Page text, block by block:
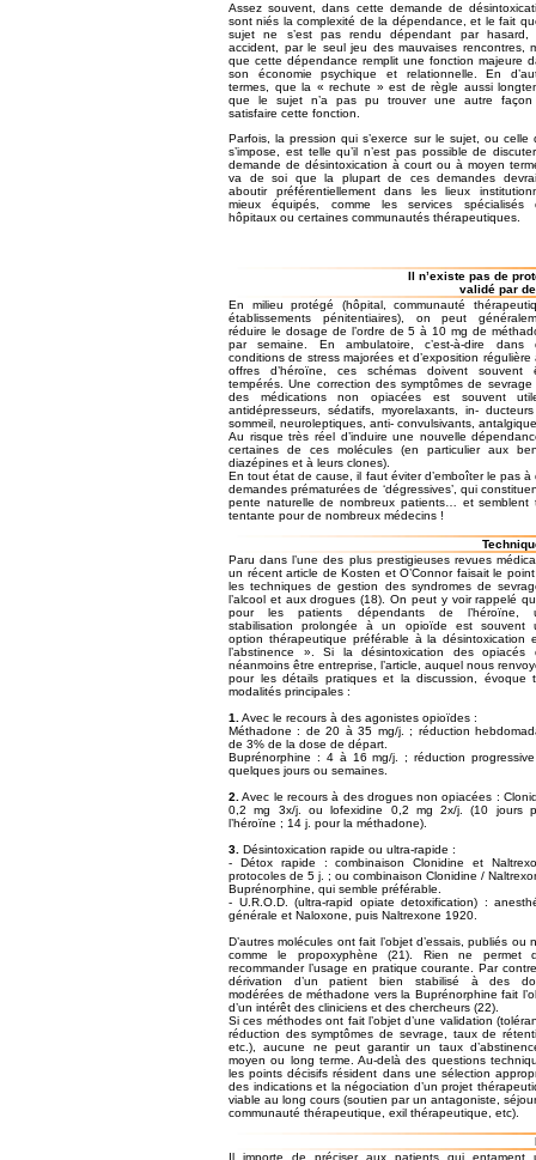
Assez souvent, dans cette demande de
sont niés la complexité de la dépendance, et le fait
sujet ne s’est pas rendu dépendant par hasard,
accident, par le seul jeu des mauvaises rencontres,
que cette dépendance remplit une fonction majeure
son économie psychique et relationnelle. En
termes, que la « rechute » est de règle aussi
que le sujet n’a pas pu trouver une autre
satisfaire cette fonction.
Parfois, la pression qui s’exerce sur le sujet, ou celle
s’impose, est telle qu’il n’est pas possible de
demande de désintoxication à court ou à moyen
va de soi que la plupart de ces demandes
aboutir préférentiellement dans les lieux
mieux équipés, comme les services spécialisés
hôpitaux ou certaines communautés thérapeutiques.
Il n’existe pas de
validé par
En milieu protégé (hôpital, communauté
établissements pénitentiaires), on peut
réduire le dosage de l’ordre de 5 à 10 mg de
par semaine. En ambulatoire, c’est-à-dire dans
conditions de stress majorées et d’exposition régulière
offres d’héroïne, ces schémas doivent souvent
tempérés. Une correction des symptômes de sevrage
des médications non opiacées est souvent
antidépresseurs, sédatifs, myorelaxants, in-
sommeil, neuroleptiques, anti- convulsivants,
Au risque très réel d’induire une nouvelle
certaines de ces molécules (en particulier aux
diazépines et à leurs clones).
En tout état de cause, il faut éviter d’emboîter le pas à
demandes prématurées de ‘dégressives’, qui
pente naturelle de nombreux patients… et semblent
tentante pour de nombreux médecins !
Paru dans l’une des plus prestigieuses revues
un récent article de Kosten et O’Connor faisait le
les techniques de gestion des syndromes de
l’alcool et aux drogues (18). On peut y voir rappelé
pour les patients dépendants de l’héroïne,
stabilisation prolongée à un opioïde est souvent
option thérapeutique préférable à la désintoxication
l’abstinence ». Si la désintoxication des opiacés
néanmoins être entreprise, l’article, auquel nous
pour les détails pratiques et la discussion, évoque
modalités principales :
1.
Avec le recours à des agonistes opioïdes :
Méthadone : de 20 à 35 mg/j. ; réduction
de 3% de la dose de départ.
Buprénorphine : 4 à 16 mg/j. ; réduction
quelques jours ou semaines.
2. Avec le recours à des drogues non opiacées :
0,2 mg 3x/j. ou lofexidine 0,2 mg 2x/j. (10 jours
l’héroïne ; 14 j. pour la méthadone).
3. Désintoxication rapide ou ultra-rapide :
- Détox rapide : combinaison Clonidine et
protocoles de 5 j. ; ou combinaison Clonidine /
Buprénorphine, qui semble préférable.
- U.R.O.D. (ultra-rapid opiate detoxification) :
générale et Naloxone, puis Naltrexone 1920.
D’autres molécules ont fait l’objet d’essais, publiés ou
comme le propoxyphène (21). Rien ne permet
recommander l’usage en pratique courante. Par
dérivation d’un patient bien stabilisé à des
modérées de méthadone vers la Buprénorphine fait
d’un intérêt des cliniciens et des chercheurs (22).
Si ces méthodes ont fait l’objet d’une validation
réduction des symptômes de sevrage, taux de
etc.), aucune ne peut garantir un taux
moyen ou long terme. Au-delà des questions
les points décisifs résident dans une sélection
des indications et la négociation d’un projet
viable au long cours (soutien par un antagoniste,
communauté thérapeutique, exil thérapeutique, etc).
Il importe de préciser aux patients qui entament